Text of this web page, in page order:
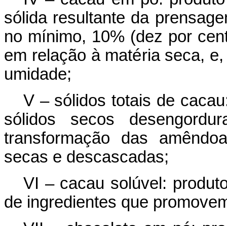
sólida resultante da
no mínimo, 10% (dez por
em relação à matéria seca,
umidade;
V – sólidos totais de
sólidos secos
transformação das
secas e descascadas;
VI – cacau solúvel:
de ingredientes que